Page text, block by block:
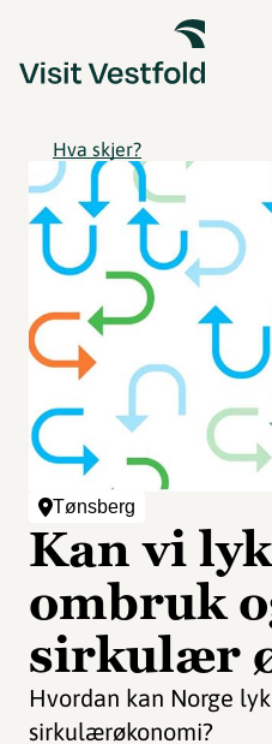
Hva skjer?
Tønsberg
Kan vi
ombruk
sirkulær
Hvordan kan Norge
sirkulærøkonomi?